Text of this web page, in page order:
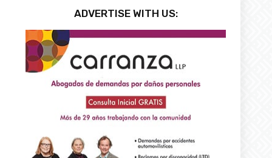
ADVERTISE WITH US: